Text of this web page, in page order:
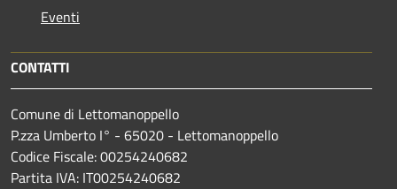
Eventi
CONTATTI
Comune di Lettomanoppello
P.zza Umberto I° - 65020 - Lettomanoppello
Codice Fiscale: 00254240682
Partita IVA: IT00254240682